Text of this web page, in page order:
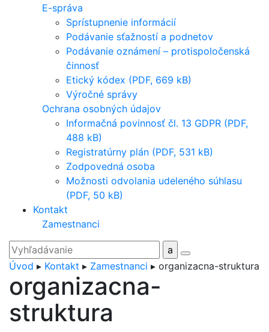
E-správa
Sprístupnenie informácií
Podávanie sťažností a podnetov
Podávanie oznámení – protispoločenská
činnosť
Etický kódex (PDF, 669 kB)
Výročné správy
Ochrana osobných údajov
Informačná povinnosť čl. 13 GDPR (PDF,
488 kB)
Registratúrny plán (PDF, 531 kB)
Zodpovedná osoba
Možnosti odvolania udeleného súhlasu
(PDF, 50 kB)
Kontakt
Zamestnanci
Úvod ▸ Kontakt ▸ Zamestnanci ▸ organizacna-struktura
organizacna-
struktura